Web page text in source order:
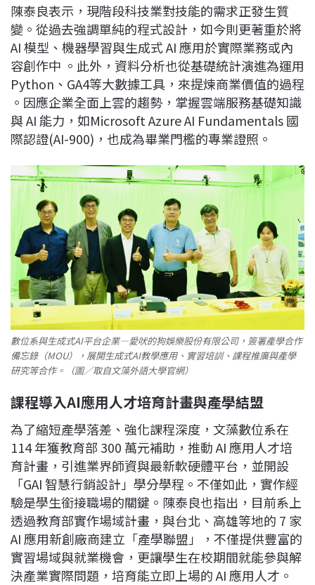
陳泰良表示，現階段科技業對技能的需求正發生質
變。從過去強調單純的程式設計，如今則更著重於將
AI 模型、機器學習與生成式 AI 應用於實際業務或內
容創作中 。此外，資料分析也從基礎統計演進為運用
Python 、GA4等大數據工具，來提煉商業價值的過程
。因應企業全面上雲的趨勢，掌握雲端服務基礎知識
與 AI 能力，如Microsoft Azure AI Fundamentals 國
際認證(AI-900)，也成為畢業門檻的專業證照。
數位系與生成式AI平台企業—愛吠的狗娛樂股份有限公司，簽署產學合作
備忘錄（MOU），展開生成式AI教學應用、實習培訓、課程推廣與產學
研究等合作。（圖／取自文藻外語大學官網）
課程導入AI應用人才培育計畫與產學結盟
為了縮短產學落差、強化課程深度 ，文藻數位系在
114 年獲教育部 300 萬元補助，推動 AI 應用人才培
育計畫，引進業界師資與最新軟硬體平台，並開設
「GAI 智慧行銷設計」學分學程。不僅如此，實作經
驗是學生銜接職場的關鍵。陳泰良也指出，目前系上
透過教育部實作場域計畫，與台北、高雄等地的 7 家
AI 應用新創廠商建立「產學聯盟」，不僅提供豐富的
實習場域與就業機會，更讓學生在校期間就能參與解
決產業實際問題，培育能立即上場的 AI 應用人才。